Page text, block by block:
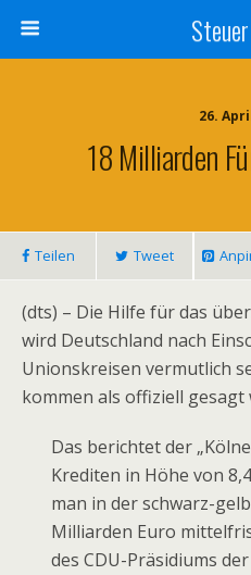
26.
18 Milliarden
Teilen Tweet
(dts) – Die Hilfe für das
wird Deutschland nach
Unionskreisen vermutlich
kommen als offiziell gesagt
Das berichtet der
Krediten in Höhe von
man in der schwarz-
Milliarden Euro
des CDU-Präsidiums